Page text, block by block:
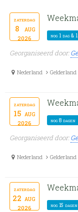
zaterdag
8 aug
2026 nog 1 dag &
Georganiseerd door:
Nederland Gelderland
zaterdag
15 aug
2026 nog 8 dagen
Georganiseerd door:
Nederland Gelderland
zaterdag
22 aug
2026 nog 15 dagen